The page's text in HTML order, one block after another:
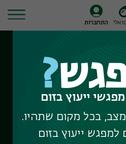
התחברות
היכרות עם ההיסטוריה של
העיקריות, וכן ידע על הנושאים
ההיסטוריה.
?
מפגשי ייעוץ בזום
בכל מקום שתהיו.
ייעוץ בזום